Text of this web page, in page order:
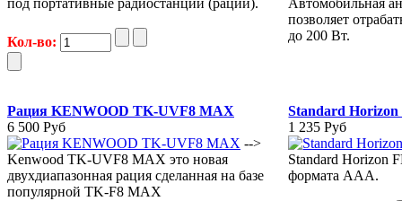
под портативные радиостанции (рации).
Кол-во:
Автомобильная
позволяет
до 200 Вт.
Рация KENWOOD TK-UVF8 MAX
6 500 Руб
-->
Kenwood TK-UVF8 MAX это новая
двухдиапазонная рация сделанная на базе
популярной TK-F8 MAX
Standard
1 235 Руб
Standard Horizon
формата ААА.